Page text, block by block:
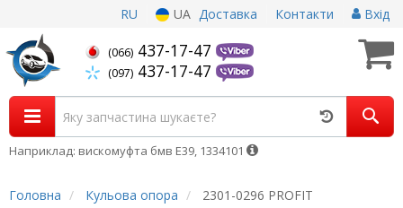
RU UA Доставка Контакти Вхід
(066) 437-17-47
(097) 437-17-47
Наприклад: вискомуфта бмв Е39, 1334101
Головна Кульова опора 2301-0296 PROFIT